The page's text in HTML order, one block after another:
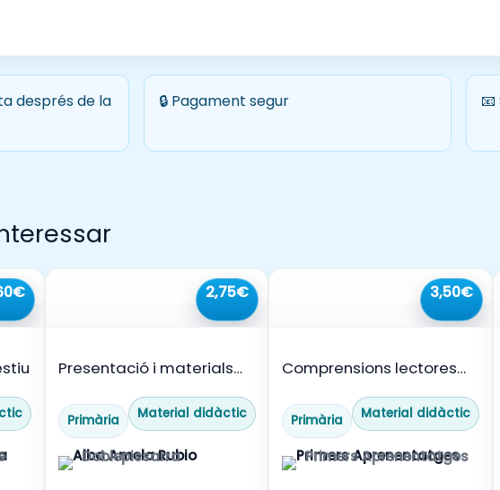
després de la
🔒 Pagament segur
2,75€
Presentació i materials
sistema solar.
Primària Material didàctic
Doblepissarra
3,50€
Comprensions lectores
Primària Material didàctic
Primers Aprenentatges